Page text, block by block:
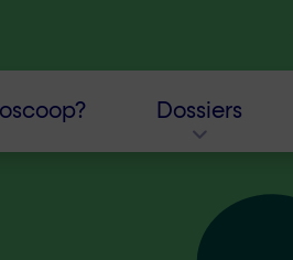
Dossiers